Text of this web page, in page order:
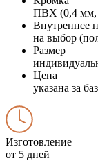
ПВХ (0,4 мм,
Внутреннее
на выбор
Размер
Цена
указана за
Изготовление
от 5 дней